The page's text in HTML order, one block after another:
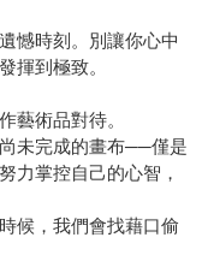
憾時刻。別讓你心中
揮到極致。
藝術品對待。
未完成的畫布──僅是
力掌控自己的心智，
候，我們會找藉口偷